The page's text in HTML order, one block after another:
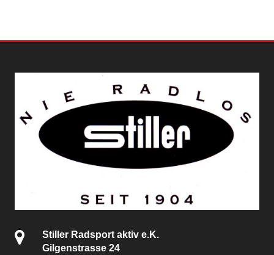
Stiller Radsport aktiv e.K.
Gilgenstrasse 24